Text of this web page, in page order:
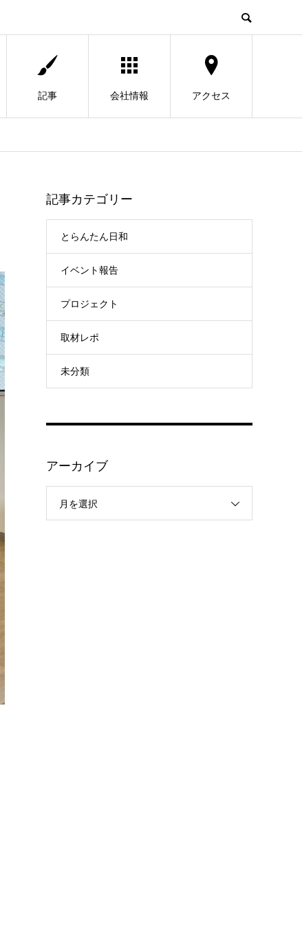
記事 会社情報 アクセス
記事カテゴリー
とらんたん日和
イベント報告
プロジェクト
取材レポ
未分類
アーカイブ
月を選択